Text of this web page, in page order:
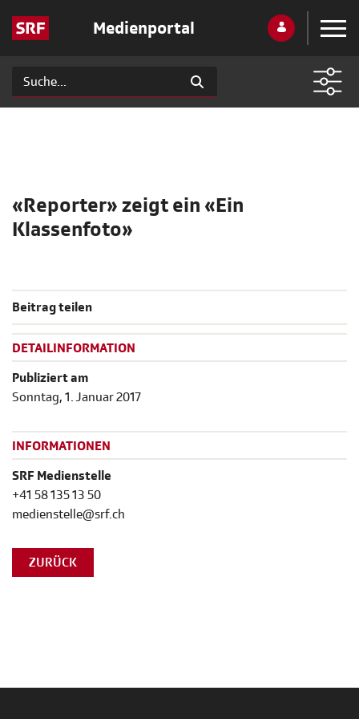
Medienportal
«Reporter» zeigt ein «Ein
Klassenfoto»
Beitrag teilen
DETAILINFORMATION
Publiziert am
Sonntag, 1. Januar 2017
INFORMATIONEN
SRF Medienstelle
+41 58 135 13 50
medienstelle@srf.ch
ZURÜCK